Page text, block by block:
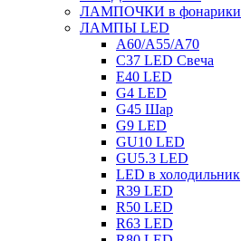
ЛАМПОЧКИ в фонарики
ЛАМПЫ LED
A60/A55/A70
C37 LED Свеча
E40 LED
G4 LED
G45 Шар
G9 LED
GU10 LED
GU5.3 LED
LED в холодильник
R39 LED
R50 LED
R63 LED